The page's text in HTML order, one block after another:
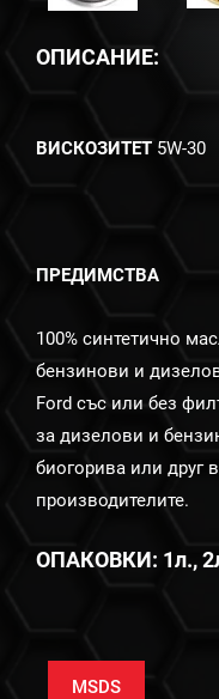
ОПИСАНИЕ:
ВИСКОЗИТЕТ 5W-30
ПРЕДИМСТВА
100% синтетично
бензинови и
Ford със или без
за дизелови и
биогорива или друг
производителите.
ОПАКОВКИ: 1л.,
MSDS